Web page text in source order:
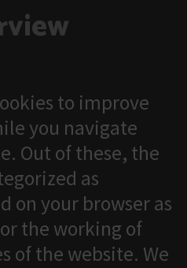
to improve
you navigate
Out of these, the
as
on your browser as
the working of
of the website. We